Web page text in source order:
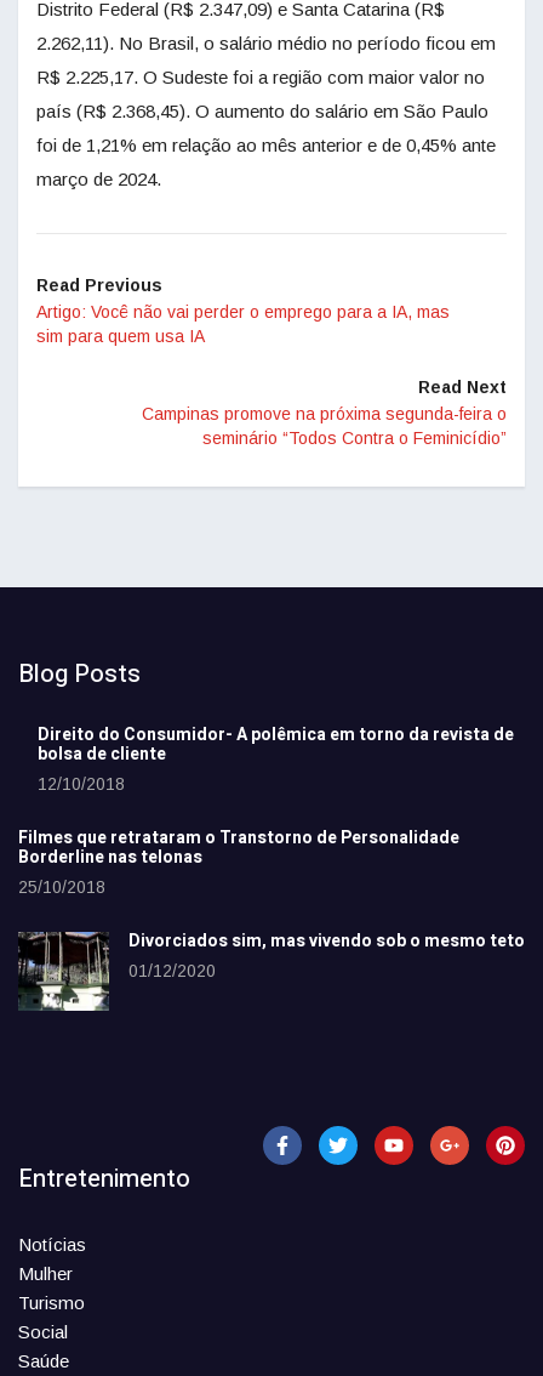
Distrito Federal (R$ 2.347,09) e Santa Catarina (R$
2.262,11). No Brasil, o salário médio no período ficou em
R$ 2.225,17. O Sudeste foi a região com maior valor no
país (R$ 2.368,45). O aumento do salário em São Paulo
foi de 1,21% em relação ao mês anterior e de 0,45% ante
março de 2024.
Read Previous
Artigo: Você não vai perder o emprego para a IA, mas
sim para quem usa IA
Read Next
Campinas promove na próxima segunda-feira o
seminário “Todos Contra o Feminicídio”
Blog Posts
Direito do Consumidor- A polêmica em torno da revista de
bolsa de cliente
12/10/2018
Filmes que retrataram o Transtorno de Personalidade
Borderline nas telonas
25/10/2018
Divorciados sim, mas vivendo sob o mesmo teto
01/12/2020
Entretenimento
Notícias
Mulher
Turismo
Social
Saúde